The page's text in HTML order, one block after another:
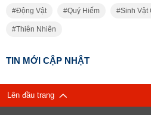
Động Vật Quý Hiếm Sinh Vật
Thiên Nhiên
TIN MỚI CẬP NHẬT
Lên đầu trang